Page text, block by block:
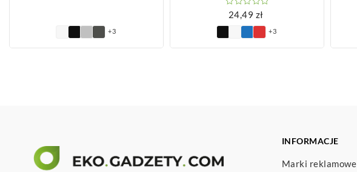
+3
24,49 zł
+3
INFORMACJE
Marki reklamowe